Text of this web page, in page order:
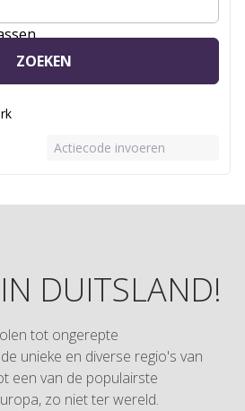
ZOEKEN
Actiecode invoeren
DUITSLAND!
tot ongerepte
unieke en diverse regio's van
een van de populairste
zo niet ter wereld.